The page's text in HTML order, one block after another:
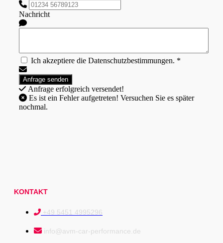
Nachricht
Ich akzeptiere die Datenschutzbestimmungen. *
Anfrage erfolgreich versendet!
nochmal.
KONTAKT
+49 5451 4995296
info@avm-car-performance.de